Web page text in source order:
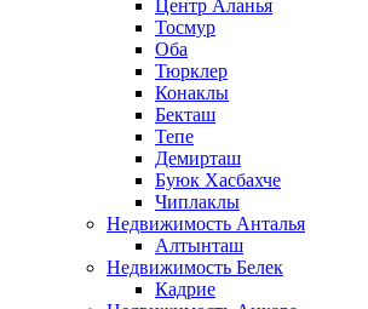
Центр Аланья
Тосмур
Оба
Тюрклер
Конаклы
Бекташ
Тепе
Демирташ
Буюк Хасбахче
Чиплаклы
Недвижимость Анталья
Алтынташ
Недвижимость Белек
Кадрие